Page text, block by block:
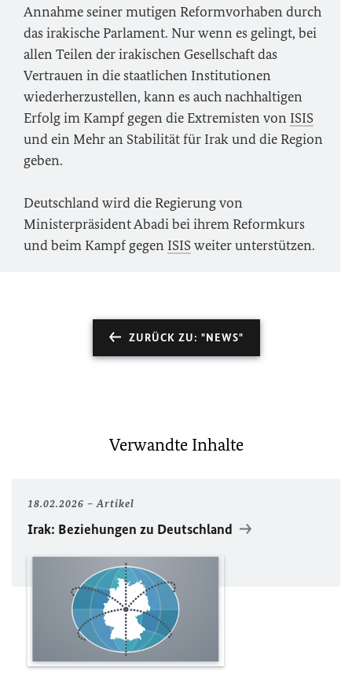
Annahme seiner mutigen Reformvorhaben durch
das irakische Parlament. Nur wenn es gelingt, bei
allen Teilen der irakischen Gesellschaft das
Vertrauen in die staatlichen Institutionen
wiederherzustellen, kann es auch nachhaltigen
Erfolg im Kampf gegen die Extremisten von ISIS
und ein Mehr an Stabilität für Irak und die Region
geben.
Deutschland wird die Regierung von
Ministerpräsident Abadi bei ihrem Reformkurs
und beim Kampf gegen ISISweiter unterstützen.
ZURÜCK ZU: "NEWS"
Verwandte Inhalte
18.02.2026 Artikel
Irak: Beziehungen zu Deutschland